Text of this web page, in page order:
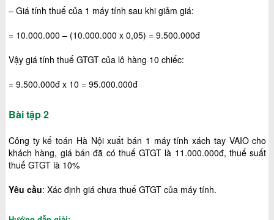
– Giá tính thuế của 1 máy tính sau khi giảm giá:
= 10.000.000 – (10.000.000 x 0,05) = 9.500.000đ
Vậy giá tính thuế GTGT của lô hàng 10 chiếc:
= 9.500.000đ x 10 = 95.000.000đ
Bài tập 2
Công ty kế toán Hà Nội xuất bán 1 máy tính xách tay VAIO cho
khách hàng, giá bán đã có thuế GTGT là 11.000.000đ, thuế suất
thuế GTGT là 10%
Yêu cầu: Xác định giá chưa thuế GTGT của máy tính.